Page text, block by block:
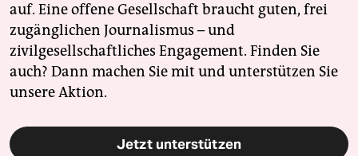
auf. Eine offene Gesellschaft braucht guten, frei
zugänglichen Journalismus – und
zivilgesellschaftliches Engagement. Finden Sie
auch? Dann machen Sie mit und unterstützen Sie
unsere Aktion.
Jetzt unterstützen